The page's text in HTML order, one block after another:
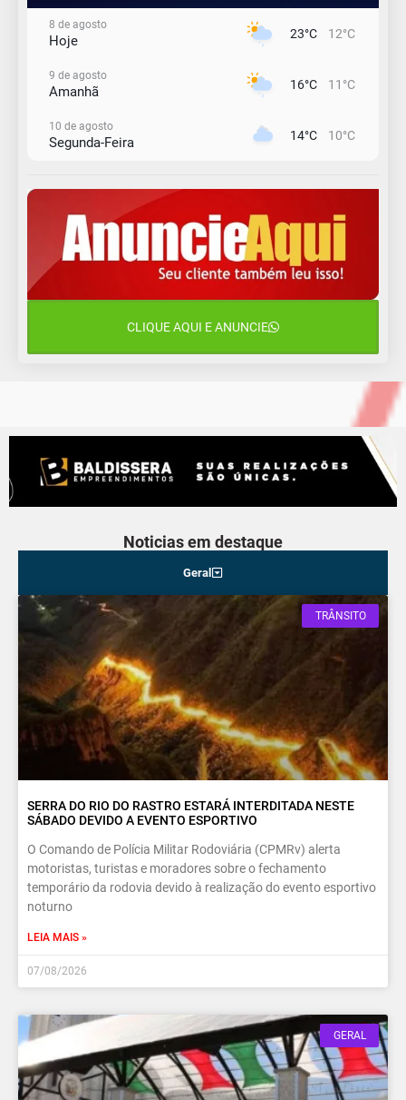
8 de agosto
Hoje 23°C 12°C
9 de agosto
Amanhã 16°C 11°C
10 de agosto
Segunda-Feira 14°C 10°C
Terça-Feira 13°C 11°C
12 de agosto
Quarta-Feira
CLIQUE AQUI E ANUNCIE
Noticias em destaque
Geral
TRÂNSITO
SERRA DO RIO DO RASTRO ESTARÁ INTERDITADA NESTE
SÁBADO DEVIDO A EVENTO ESPORTIVO
O Comando de Polícia Militar Rodoviária (CPMRv) alerta
motoristas, turistas e moradores sobre o fechamento
temporário da rodovia devido à realização do evento esportivo
noturno
LEIA MAIS »
07/08/2026
GERAL